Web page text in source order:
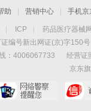
助 营销中心 手机京
ICP 药品医疗器械
编号新出网证(京)字150号
：4006067733 经营证
京东